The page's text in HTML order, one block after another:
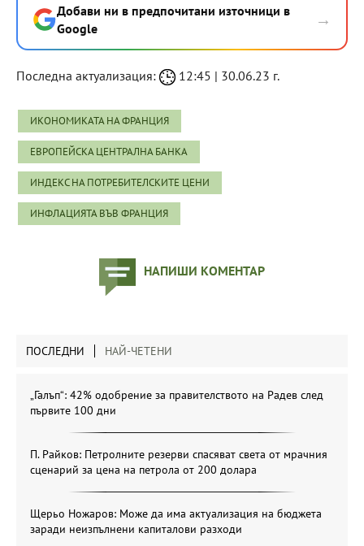
Добави ни в предпочитани източници в
Google
→
Последна актуализация: 12:45 | 30.06.23 г.
ИКОНОМИКАТА НА ФРАНЦИЯ
ЕВРОПЕЙСКА ЦЕНТРАЛНА БАНКА
ИНДЕКС НА ПОТРЕБИТЕЛСКИТЕ ЦЕНИ
ИНФЛАЦИЯТА ВЪВ ФРАНЦИЯ
НАПИШИ КОМЕНТАР
ПОСЛЕДНИ НАЙ-ЧЕТЕНИ
„Галъп“: 42% одобрение за правителството на Радев след
първите 100 дни
П. Райков: Петролните резерви спасяват света от мрачния
сценарий за цена на петрола от 200 долара
Щерьо Ножаров: Може да има актуализация на бюджета
заради неизпълнени капиталови разходи